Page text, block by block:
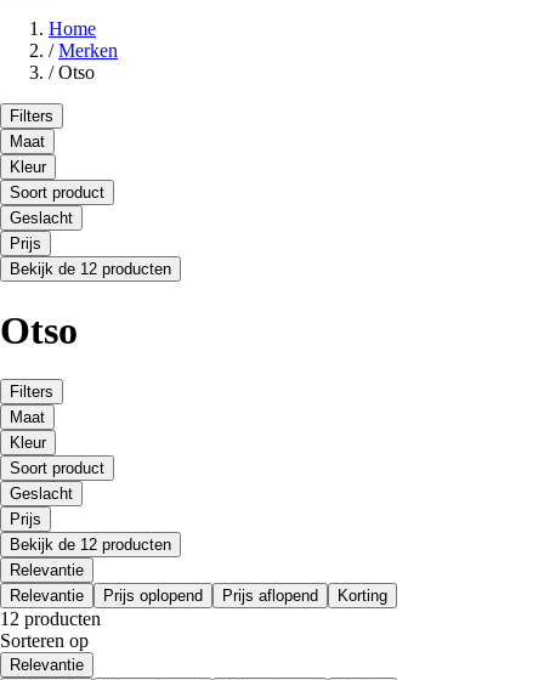
Home
/ Merken
/ Otso
Filters
Maat
Kleur
Soort product
Geslacht
Prijs
Bekijk de 12 producten
Otso
Filters
Maat
Kleur
Soort product
Geslacht
Prijs
Bekijk de 12 producten
Relevantie
Relevantie
Prijs oplopend Prijs aflopend Korting
12 producten
Sorteren op
Relevantie